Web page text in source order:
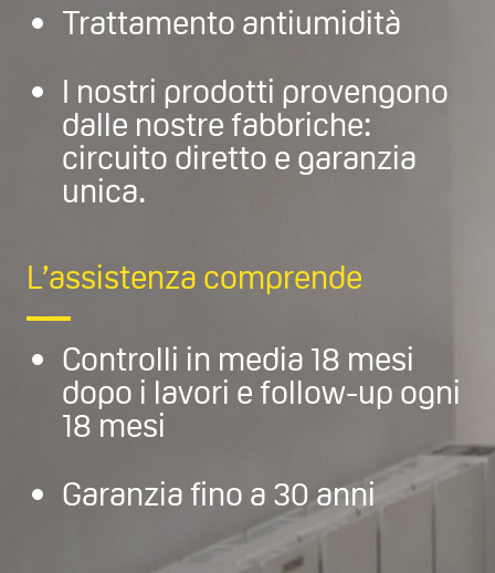
Trattamento antiumidità
I nostri prodotti provengono
dalle nostre fabbriche:
circuito diretto e garanzia
unica.
L’assistenza comprende
Controlli in media 18 mesi
dopo i lavori e follow-up ogni
18 mesi
Garanzia fino a 30 anni